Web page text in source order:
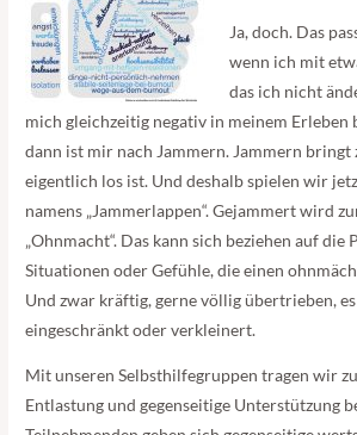
Ja, doch. Das
wenn ich mit
das ich nicht
mich gleichzeitig negativ in meinem Erleben
dann ist mir nach Jammern. Jammern bringt
eigentlich los ist. Und deshalb spielen wir
namens „Jammerlappen“. Gejammert wird
„Ohnmacht“. Das kann sich beziehen auf die
Situationen oder Gefühle, die einen
Und zwar kräftig, gerne völlig übertrieben,
eingeschränkt oder verkleinert.
Mit unseren Selbsthilfegruppen tragen wir
Entlastung und gegenseitige Unterstützung